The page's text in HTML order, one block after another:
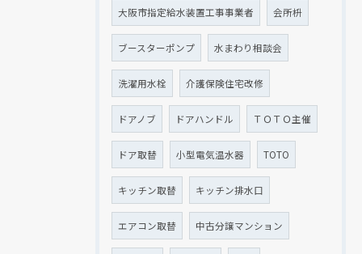
大阪市指定給水装置工事事業者 会所枡
ブースターポンプ 水まわり相談会
洗濯用水栓 介護保険住宅改修
ドアノブ ドアハンドル ＴＯＴＯ主催
ドア取替 小型電気温水器 TOTO
キッチン取替 キッチン排水口
エアコン取替 中古分譲マンション